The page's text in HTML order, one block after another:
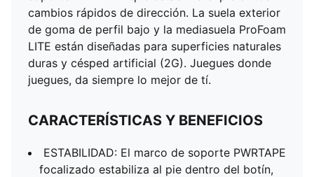
DETALLES
Empeine ligero en tejido de malla, mejorado con piel
GRIPCONTROL PRO para un control definitivo del
balón con un marco de apoyo PWRTAPE
La plantilla Ortholite® O-Therm™ con infusión de
aerogel bloquea el calor, manteniendo el pie fresco y
Mediasuela ProFoam LITE
Calce: Regular a estrecho
Diseño sin cordones de corte bajo
cambios rápidos de dirección. La suela exterior
de goma de perfil bajo y la mediasuela ProFoam
LITE están diseñadas para superficies naturales
duras y césped artificial (2G). Juegues donde
juegues, da siempre lo mejor de tí.
CARACTERÍSTICAS Y BENEFICIOS
ESTABILIDAD: El marco de soporte PWRTAPE
focalizado estabiliza al pie dentro del botín,